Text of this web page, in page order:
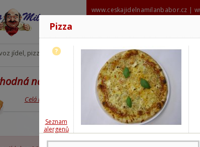
jídel, pizzy
www.ceskajidelnamilanbabor.cz |
606 686 273
milanbabor@seznam.cz
nabídka
Celá nabídka
Denní
Celá
Pizza
?
Seznam
alergenů